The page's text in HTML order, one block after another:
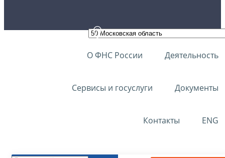
О ФНС России Деятельность
Сервисы и госуслуги Документы
Контакты ENG